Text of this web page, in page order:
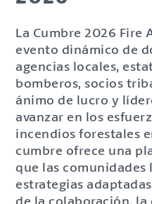
La Cumbre 2026 Fire
evento dinámico de
agencias locales,
bomberos, socios
ánimo de lucro y
avanzar en los
incendios forestales
cumbre ofrece una
que las comunidades
estrategias
de la colaboración, la